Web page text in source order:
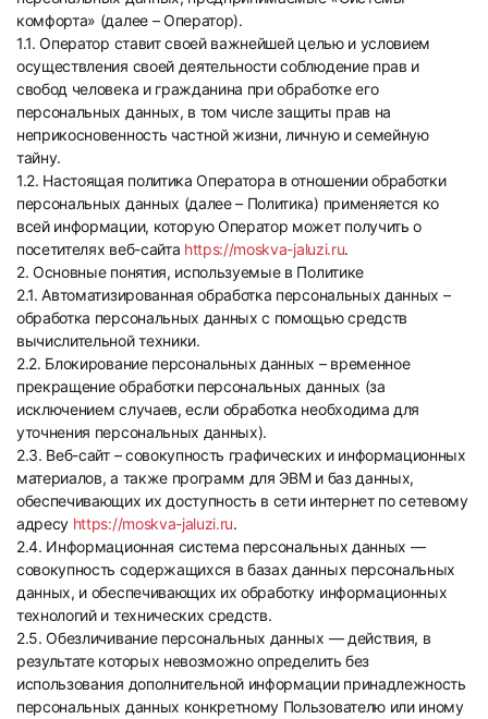
комфорта» (далее – Оператор).
1.1. Оператор ставит своей важнейшей целью и условием
осуществления своей деятельности соблюдение прав и
свобод человека и гражданина при обработке его
персональных данных, в том числе защиты прав на
неприкосновенность частной жизни, личную и семейную
тайну.
1.2. Настоящая политика Оператора в отношении обработки
персональных данных (далее – Политика) применяется ко
всей информации, которую Оператор может получить о
посетителях веб-сайта https://moskva-jaluzi.ru.
2. Основные понятия, используемые в Политике
2.1. Автоматизированная обработка персональных данных –
обработка персональных данных с помощью средств
вычислительной техники.
2.2. Блокирование персональных данных – временное
прекращение обработки персональных данных (за
исключением случаев, если обработка необходима для
уточнения персональных данных).
2.3. Веб-сайт – совокупность графических и информационных
материалов, а также программ для ЭВМ и баз данных,
обеспечивающих их доступность в сети интернет по сетевому
адресу https://moskva-jaluzi.ru.
2.4. Информационная система персональных данных —
совокупность содержащихся в базах данных персональных
данных, и обеспечивающих их обработку информационных
технологий и технических средств.
2.5. Обезличивание персональных данных — действия, в
результате которых невозможно определить без
использования дополнительной информации принадлежность
персональных данных конкретному Пользователю или иному